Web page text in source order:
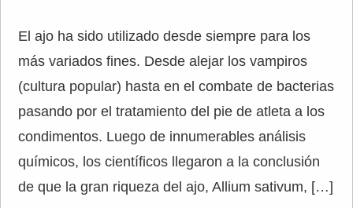
El ajo ha sido utilizado desde siempre para los
más variados fines. Desde alejar los vampiros
(cultura popular) hasta en el combate de bacterias
pasando por el tratamiento del pie de atleta a los
condimentos. Luego de innumerables análisis
químicos, los científicos llegaron a la conclusión
de que la gran riqueza del ajo, Allium sativum, […]